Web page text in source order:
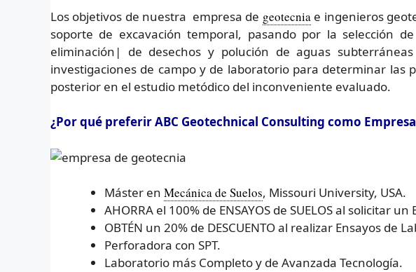
Los objetivos de nuestra empresa de geotecnia e ingenieros
soporte de excavación temporal, pasando por la selección
eliminación| de desechos y polución de aguas
investigaciones de campo y de laboratorio para determinar las
posterior en el estudio metódico del inconveniente evaluado.
¿Por qué preferir ABC Geotechnical Consulting como
Máster en Mecánica de Suelos, Missouri University, USA.
AHORRA el 100% de ENSAYOS de SUELOS al solicitar un
OBTÉN un 20% de DESCUENTO al realizar Ensayos de
Perforadora con SPT.
Laboratorio más Completo y de Avanzada Tecnología.